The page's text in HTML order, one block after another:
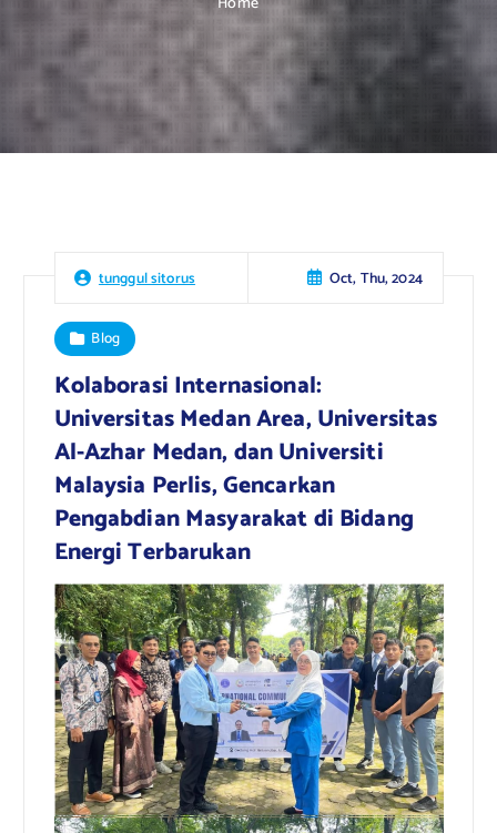
tunggul sitorus Oct, Thu, 2024
Blog
Kolaborasi Internasional:
Universitas Medan Area, Universitas
Al-Azhar Medan, dan Universiti
Malaysia Perlis, Gencarkan
Pengabdian Masyarakat di Bidang
Energi Terbarukan